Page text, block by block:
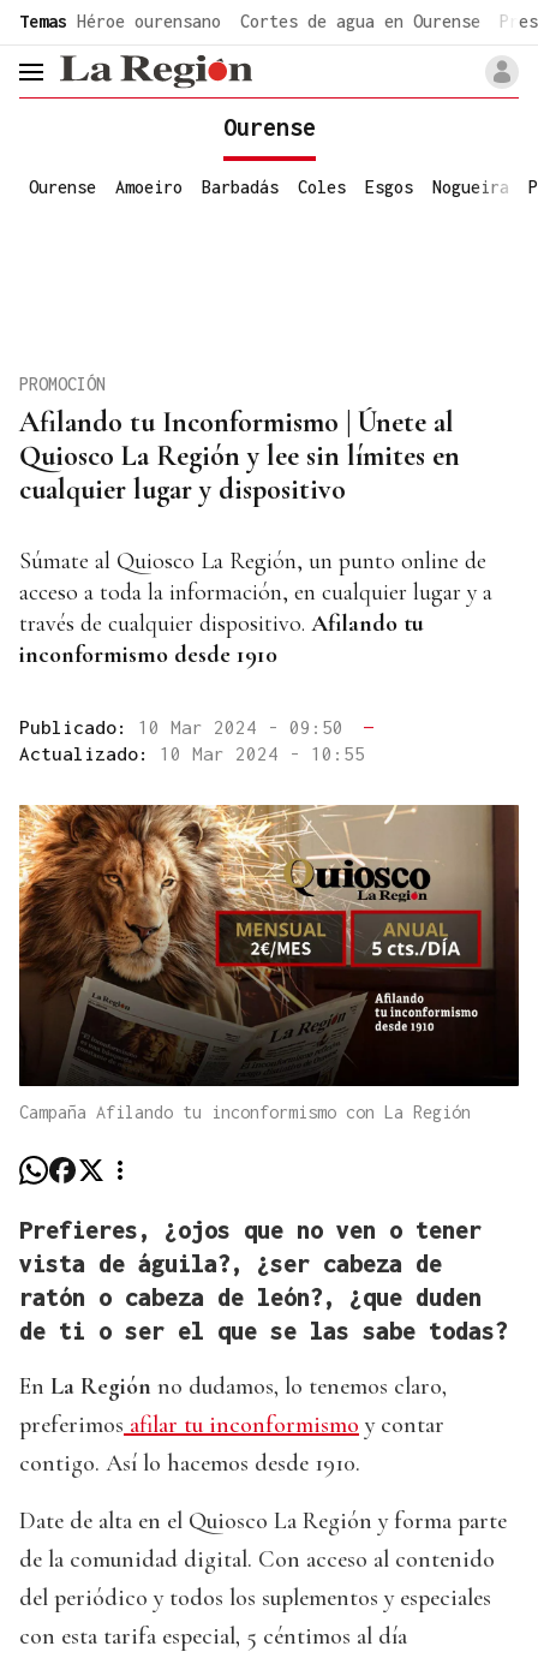
common.go-to-content
Temas Héroe ourensano Cortes de agua en Ourense
header.menu.open
Ourense
Ourense Amoeiro Barbadás Coles Esgos Nogueira
Afilando tu Inconformismo | Únete al
Quiosco La Región y lee sin límites en
cualquier lugar y dispositivo
PROMOCIÓN
Súmate al Quiosco La Región, un punto online de
acceso a toda la información, en cualquier lugar y a
través de cualquier dispositivo. Afilando tu
inconformismo desde 1910
Publicado: 10 Mar 2024 - 09:50
—
Actualizado: 10 Mar 2024 - 10:55
Campaña Afilando tu inconformismo con La Región
Prefieres, ¿ojos que no ven o tener
vista de águila?, ¿ser cabeza de
ratón o cabeza de león?, ¿que duden
de ti o ser el que se las sabe todas?
En La Región no dudamos, lo tenemos claro,
preferimos afilar tu inconformismo y contar
contigo. Así lo hacemos desde 1910.
Date de alta en el Quiosco La Región y forma parte
de la comunidad digital. Con acceso al contenido
del periódico y todos los suplementos y especiales
con esta tarifa especial, 5 céntimos al día